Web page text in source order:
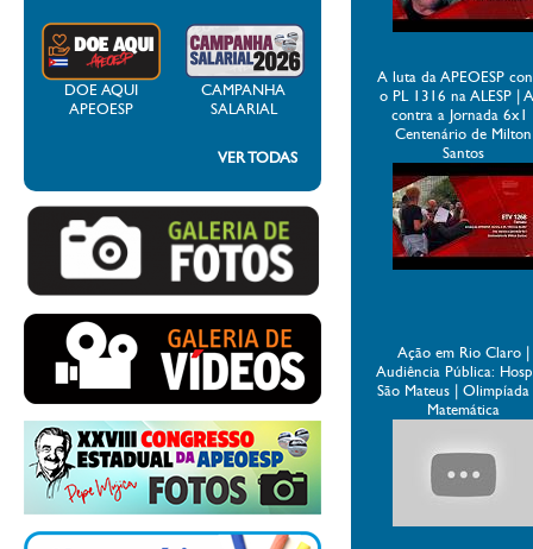
DOE AQUI
APEOESP
CAMPANHA
SALARIAL
VER TODAS
A luta da APEOESP
o PL 1316 na ALESP |
contra a Jornada 6x1
Centenário de Milton
Santos
Ação em Rio Claro |
Audiência Pública:
São Mateus |
Matemática